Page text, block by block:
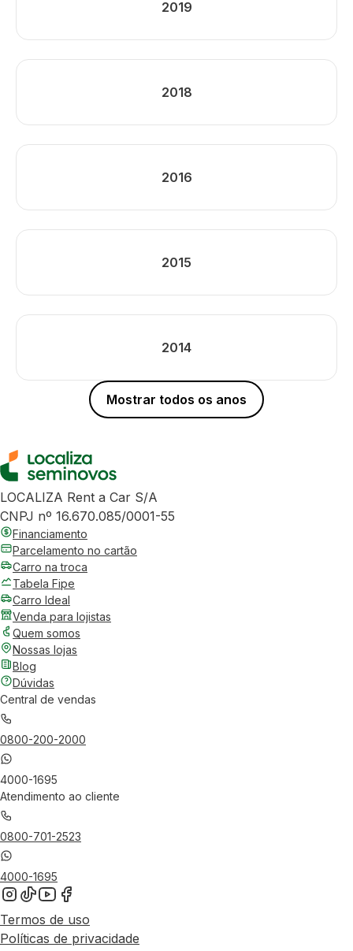
2019
2018
2016
2015
2014
Mostrar todos os anos
LOCALIZA Rent a Car S/A
CNPJ nº 16.670.085/0001-55
Financiamento
Parcelamento no cartão
Carro na troca
Tabela Fipe
Carro Ideal
Venda para lojistas
Quem somos
Nossas lojas
Blog
Dúvidas
Central de vendas
0800-200-2000
4000-1695
Atendimento ao cliente
0800-701-2523
4000-1695
Termos de uso
Políticas de privacidade